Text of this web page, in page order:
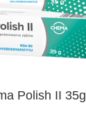
Polish II 35g